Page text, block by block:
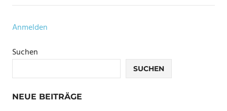
der
Beiträge
Anmelden
Suchen
SUCHEN
NEUE BEITRÄGE